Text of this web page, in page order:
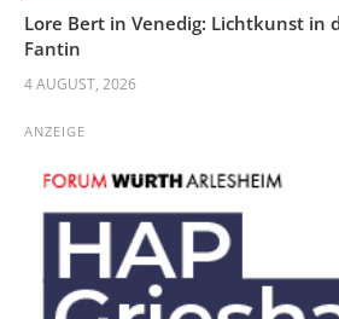
Lore Bert in Venedig: Lichtkunst in
Fantin
4 AUGUST, 2026
ANZEIGE